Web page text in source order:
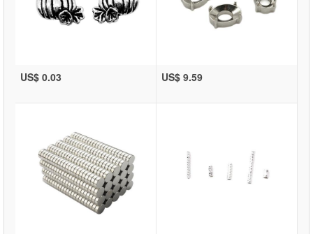
US$ 0.03 US$ 9.59